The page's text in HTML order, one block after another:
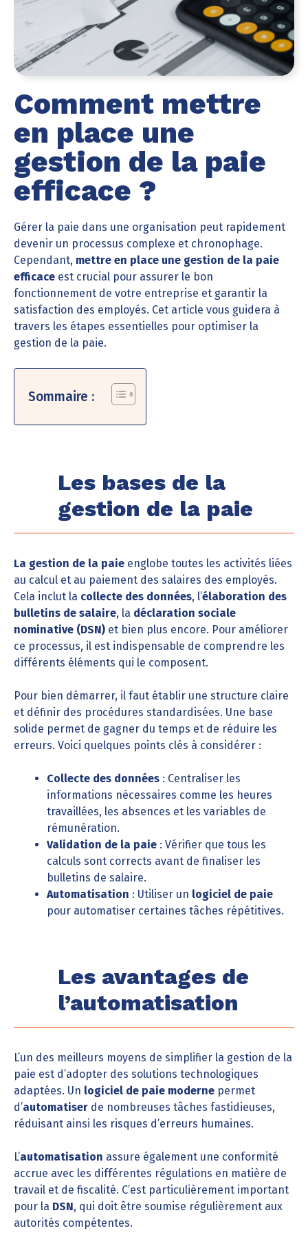
Comment mettre
en place une
gestion de la paie
efficace ?
Gérer la paie dans une organisation peut rapidement
devenir un processus complexe et chronophage.
Cependant, mettre en place une gestion de la paie
efficace est crucial pour assurer le bon
fonctionnement de votre entreprise et garantir la
satisfaction des employés. Cet article vous guidera à
travers les étapes essentielles pour optimiser la
gestion de la paie.
Sommaire :
Les bases de la
gestion de la paie
La gestion de la paie englobe toutes les activités liées
au calcul et au paiement des salaires des employés.
Cela inclut la collecte des données, l’élaboration des
bulletins de salaire, la déclaration sociale
nominative (DSN) et bien plus encore. Pour améliorer
ce processus, il est indispensable de comprendre les
différents éléments qui le composent.
Pour bien démarrer, il faut établir une structure claire
et définir des procédures standardisées. Une base
solide permet de gagner du temps et de réduire les
erreurs. Voici quelques points clés à considérer :
Collecte des données : Centraliser les
informations nécessaires comme les heures
travaillées, les absences et les variables de
rémunération.
Validation de la paie : Vérifier que tous les
calculs sont corrects avant de finaliser les
bulletins de salaire.
Automatisation : Utiliser un logiciel de paie
pour automatiser certaines tâches répétitives.
Les avantages de
l’automatisation
L’un des meilleurs moyens de simplifier la gestion de la
paie est d’adopter des solutions technologiques
adaptées. Un logiciel de paie moderne permet
d’automatiser de nombreuses tâches fastidieuses,
réduisant ainsi les risques d’erreurs humaines.
L’automatisation assure également une conformité
accrue avec les différentes régulations en matière de
travail et de fiscalité. C’est particulièrement important
pour la DSN, qui doit être soumise régulièrement aux
autorités compétentes.